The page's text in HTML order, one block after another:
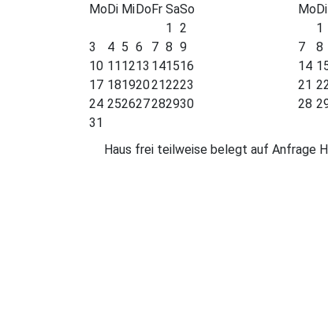
MoDi MiDoFr SaSo
1 2
3
4 5 6 7 8 9
10 111213 141516
17 181920212223
24 252627282930
31
MoDi
1
7
8
14
21
28
Haus frei teilweise belegt auf Anfrage